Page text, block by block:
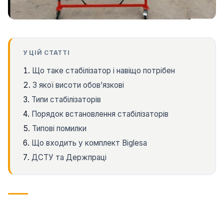
У ЦІЙ СТАТТІ
Що таке стабілізатор і навіщо потрібен
З якої висоти обовʼязкові
Типи стабілізаторів
Порядок встановлення стабілізаторів
Типові помилки
Що входить у комплект Biglesa
ДСТУ та Держпраці